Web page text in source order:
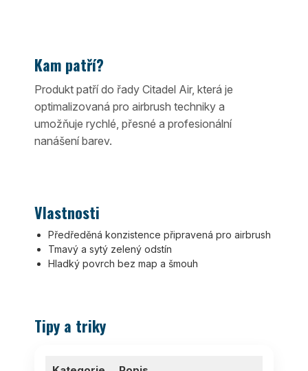
Kam patří?
Produkt patří do řady Citadel Air, která je
optimalizovaná pro airbrush techniky a
umožňuje rychlé, přesné a profesionální
nanášení barev.
Vlastnosti
Předředěná konzistence připravená pro airbrush
Tmavý a sytý zelený odstín
Hladký povrch bez map a šmouh
Tipy a triky